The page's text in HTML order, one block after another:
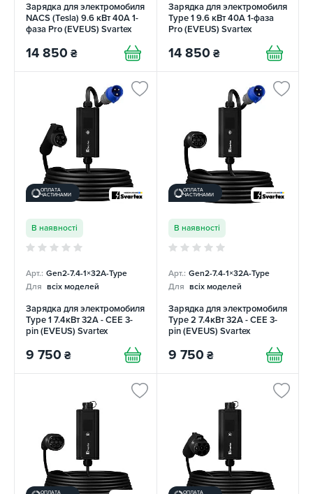
Зарядка для электромобиля
NACS (Tesla) 9.6 кВт 40А 1-
фаза Pro (EVEUS) Svartex
14 850 ₴
Зарядка для электромобиля
Type 1 9.6 кВт 40А 1-фаза
Pro (EVEUS) Svartex
14 850 ₴
ОПЛАТА
ЧАСТИНАМИ
В наявності
Арт.: Gen2-7.4-1×32А-Type
Для всіх моделей
Зарядка для электромобиля
Type 1 7.4кВт 32А - CEE 3-
pin (EVEUS) Svartex
9 750 ₴
ОПЛАТА
ЧАСТИНАМИ
В наявності
Арт.: Gen2-7.4-1×32А-Type
Для всіх моделей
Зарядка для электромобиля
Type 2 7.4кВт 32А - CEE 3-
pin (EVEUS) Svartex
9 750 ₴
ОПЛАТА ОПЛАТА